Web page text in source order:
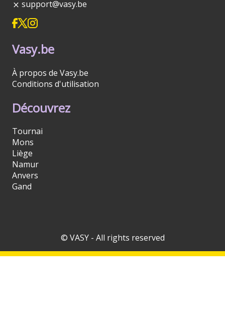
support@vasy.be
Vasy.be
À propos de Vasy.be
Conditions d'utilisation
Découvrez
Tournai
Mons
Liège
Namur
Anvers
Gand
© VASY - All rights reserved